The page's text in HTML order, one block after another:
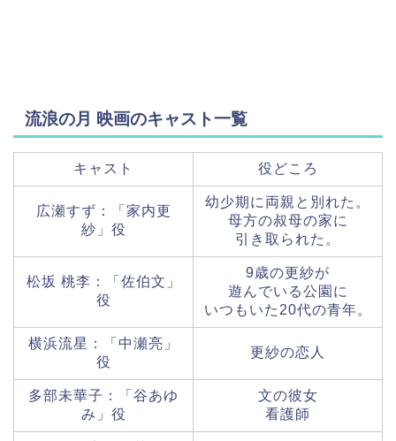
流浪の月 映画のキャスト一覧
キャスト 役どころ
広瀬すず：「家内更
紗」役
幼少期に両親と別れた。
母方の叔母の家に
引き取られた。
松坂 桃李：「佐伯文」
役
9歳の更紗が
遊んでいる公園に
いつもいた20代の青年。
横浜流星：「中瀬亮」
役
更紗の恋人
多部未華子：「谷あゆ
み」役
文の彼女
看護師